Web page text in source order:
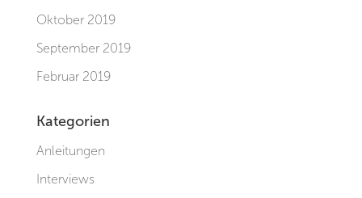
Oktober 2019
September 2019
Februar 2019
Kategorien
Anleitungen
Interviews